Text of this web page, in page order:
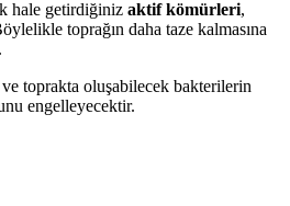
hale getirdiğiniz aktif kömürleri,
toprağın daha taze kalmasına
ve toprakta oluşabilecek bakterilerin
engelleyecektir.